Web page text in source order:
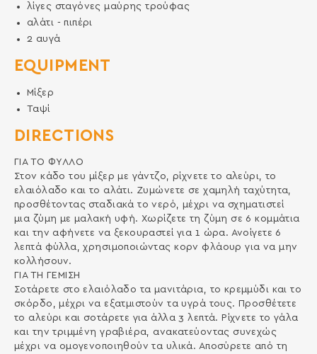
DIRECTIONS
ΓΙΑ ΤΟ ΦΥΛΛΟ
Στον κάδο του μίξερ με γάντζο, ρίχνετε το αλεύρι, το
ελαιόλαδο και το αλάτι. Ζυμώνετε σε χαμηλή ταχύτητα,
προσθέτοντας σταδιακά το νερό, μέχρι να σχηματιστεί
μια ζύμη με μαλακή υφή. Χωρίζετε τη ζύμη σε 6 κομμάτια
και την αφήνετε να ξεκουραστεί για 1 ώρα. Ανοίγετε 6
λεπτά φύλλα, χρησιμοποιώντας κορν φλάουρ για να μην
κολλήσουν.
ΓΙΑ ΤΗ ΓΕΜΙΣΗ
Σοτάρετε στο ελαιόλαδο τα μανιτάρια, το κρεμμύδι και το
σκόρδο, μέχρι να εξατμιστούν τα υγρά τους. Προσθέτετε
το αλεύρι και σοτάρετε για άλλα 3 λεπτά. Ρίχνετε το γάλα
και την τριμμένη γραβιέρα, ανακατεύοντας συνεχώς
μέχρι να ομογενοποιηθούν τα υλικά. Αποσύρετε από τη
λίγες σταγόνες μαύρης τρούφας
αλάτι - πιπέρι
2 αυγά
EQUIPMENT
Μίξερ
Ταψί